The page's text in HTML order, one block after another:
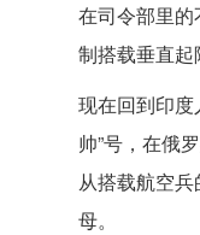
在司令部里
制搭载垂直起
现在回到印度
帅”号，在俄
从搭载航空
母。